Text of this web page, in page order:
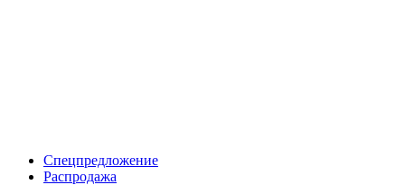
Спецпредложение
Распродажа